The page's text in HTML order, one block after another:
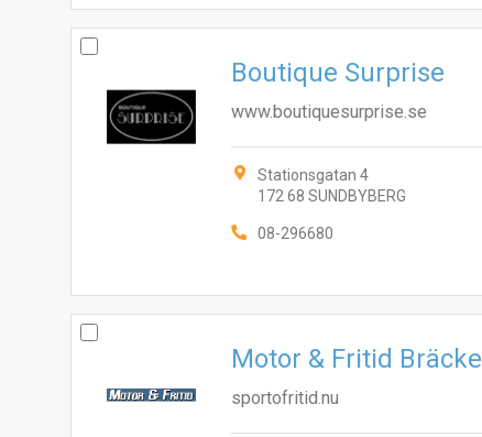
Boutique Surprise
www.boutiquesurprise.se
Stationsgatan 4
172 68 SUNDBYBERG
08-296680
Motor & Fritid Bräcke
sportofritid.nu